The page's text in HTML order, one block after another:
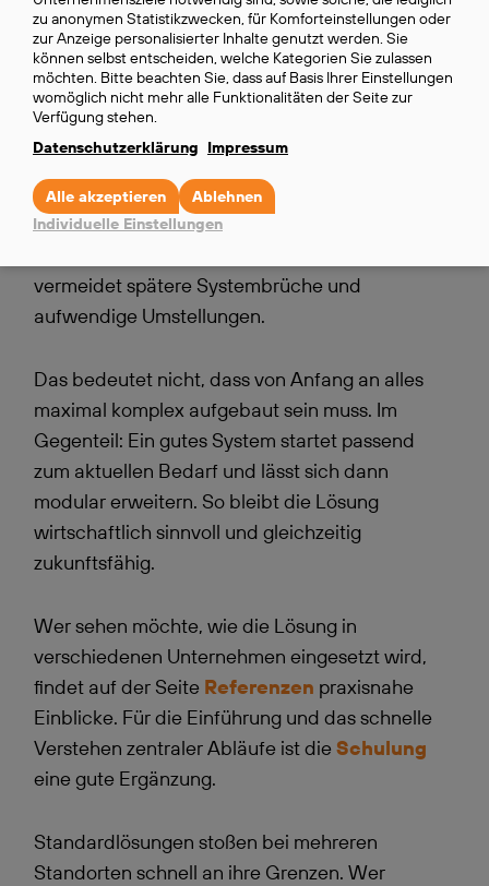
schafft Überblick über das gesamte System. So
lassen sich Entwicklungen, Unterschiede
zwischen Filialen und operative Kennzahlen
deutlich besser beurteilen.
Gerade fürUnternehmen, die weiter wachsen
wollen, ist dieser Punkt entscheidend. Wer von
Anfang an auf eine Lösung setzt, die mehr als
vermeidet spätere Systembrüche und
aufwendige Umstellungen.
Das bedeutet nicht, dass von Anfang an alles
maximal komplex aufgebaut sein muss. Im
Gegenteil: Ein gutes System startet passend
zum aktuellen Bedarf und lässt sich dann
modular erweitern. So bleibt die Lösung
wirtschaftlich sinnvoll und gleichzeitig
zukunftsfähig.
Wer sehen möchte, wie die Lösung in
verschiedenen Unternehmen eingesetzt wird,
findet auf der Seite Referenzen praxisnahe
Einblicke. Für die Einführung und das schnelle
Verstehen zentraler Abläufe ist dieSchulung
eine gute Ergänzung.
Standardlösungen stoßen bei mehreren
Standorten schnell an ihre Grenzen. Wer
data
and
cookies
zu anonymen Statistikzwecken, für Komforteinstellungen oder
zur Anzeige personalisierter Inhalte genutzt werden. Sie
können selbst entscheiden, welche Kategorien Sie zulassen
möchten. Bitte beachten Sie, dass auf Basis Ihrer Einstellungen
womöglich nicht mehr alle Funktionalitäten der Seite zur
Verfügung stehen.
Datenschutzerklärung Impressum
Individuelle Einstellungen
Ablehnen
Alle akzeptieren